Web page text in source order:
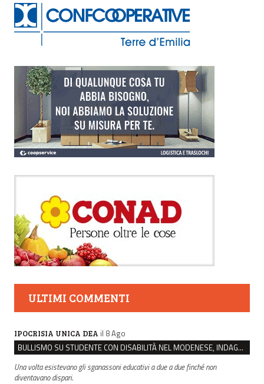
ULTIMI COMMENTI
IPOCRISIA UNICA DEA il 8 Ago
BULLISMO SU STUDENTE CON DISABILITÀ NEL MODENESE, INDAGATI DUE RAGAZZI DI 16 ANNI
Una volta esistevano gli sganassoni educativi a due a due finché non
diventavano dispari.